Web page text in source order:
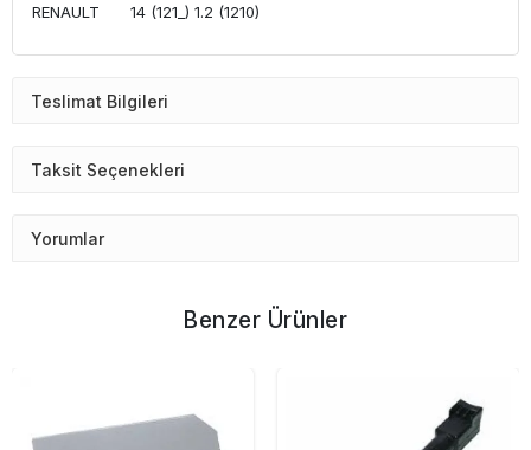
RENAULT
14 (121_) 1.2 (1210)
Teslimat Bilgileri
Taksit Seçenekleri
Yorumlar
Benzer Ürünler